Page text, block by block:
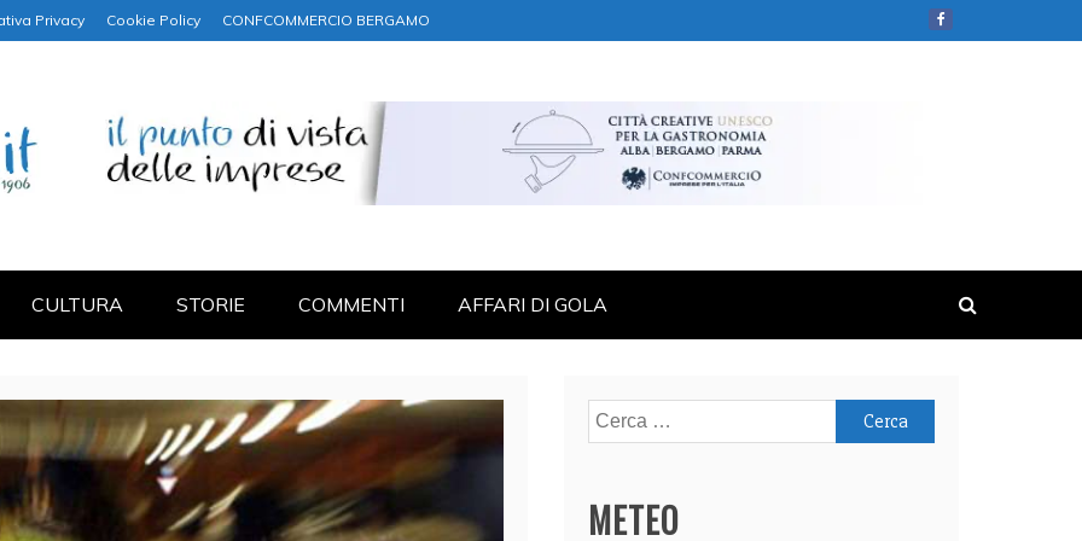
Privacy Cookie Policy CONFCOMMERCIO BERGAMO
CULTURA STORIE COMMENTI AFFARI DI GOLA
Ricerca
per:
METEO